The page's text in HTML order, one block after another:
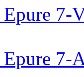
7-
7-